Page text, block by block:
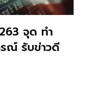
จุด ทำ
ณ์ รับข่าวดี